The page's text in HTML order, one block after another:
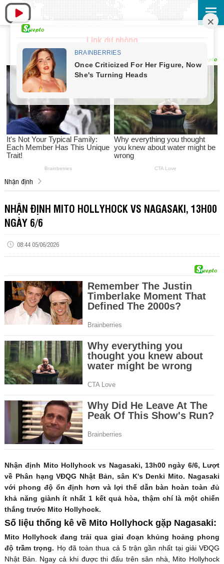
Link dự phòng
Nhận định
NHẬN ĐỊNH MITO HOLLYHOCK VS NAGASAKI, 13H00
NGÀY 6/6
08:44 05/06/2026
Nhận định Mito Hollyhock vs Nagasaki, 13h00 ngày 6/6, Lượt
về Phân hạng VĐQG Nhật Bản, sân K's Denki Mito. Nagasaki
với phong độ ổn định hơn và lợi thế dẫn bàn hoàn toàn đủ
khả năng giành ít nhất 1 kết quả hòa, thậm chí là một chiến
thắng trước Mito Hollyhock.
Số liệu thống kê về Mito Hollyhock gặp Nagasaki:
Mito Hollyhock đang trải qua giai đoạn khủng hoảng phong
độ trầm trọng. Họ đã toàn thua cả 5 trận gần nhất tại giải VĐQG
Nhật Bản. Ngay cả khi được thi đấu trên sân nhà, Mito Hollyhock